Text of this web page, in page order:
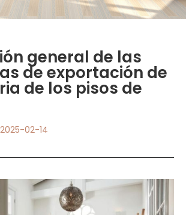
general de las
de exportación de
de los pisos de
2025-02-14